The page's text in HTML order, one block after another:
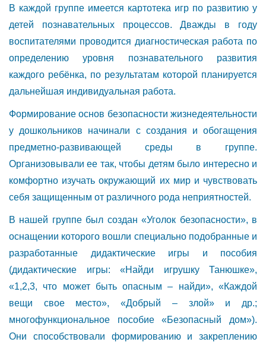
В каждой группе имеется картотека игр по развитию у
детей познавательных процессов. Дважды в году
воспитателями проводится диагностическая работа по
определению уровня познавательного развития
каждого ребёнка, по результатам которой планируется
дальнейшая индивидуальная работа.
Формирование основ безопасности жизнедеятельности
у дошкольников начинали с создания и обогащения
предметно-развивающей среды в группе.
Организовывали ее так, чтобы детям было интересно и
комфортно изучать окружающий их мир и чувствовать
себя защищенным от различного рода неприятностей.
В нашей группе был создан «Уголок безопасности», в
оснащении которого вошли специально подобранные и
разработанные дидактические игры и пособия
(дидактические игры: «Найди игрушку Танюшке»,
«1,2,3, что может быть опасным – найди», «Каждой
вещи свое место», «Добрый – злой» и др.;
многофункциональное пособие «Безопасный дом»).
Они способствовали формированию и закреплению